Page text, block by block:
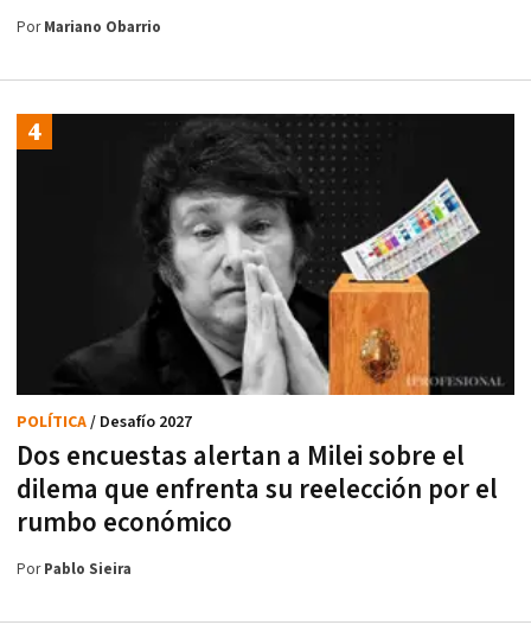
PorMariano Obarrio
Dos encuestas alertan a Milei sobre el
dilema que enfrenta su reelección por el
rumbo económico
POLÍTICA/ Desafío 2027
PorPablo Sieira